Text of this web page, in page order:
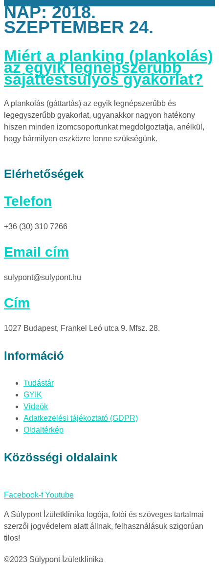
NAP:2018.
SZEPTEMBER 24.
Miért a planking (plankolás)
az egyik legnépszerűbb
sajáttestsúlyos gyakorlat?
A plankolás (gáttartás) az egyik legnépszerűbb és
legegyszerűbb gyakorlat, ugyanakkor nagyon hatékony
hiszen minden izomcsoportunkat megdolgoztatja, anélkül,
hogy bármilyen eszközre lenne szükségünk.
Elérhetőségek
Telefon
+36 (30) 310 7266
Email cím
sulypont@sulypont.hu
Cím
1027 Budapest, Frankel Leó utca 9. Mfsz. 28.
Információ
Tudástár
GYIK
Videók
Adatkezelési tájékoztató (GDPR)
Oldaltérkép
Közösségi oldalaink
Facebook-f Youtube
A Súlypont Ízületklinika logója, fotói és szöveges tartalmai
szerzői jogvédelem alatt állnak, felhasználásuk szigorúan
tilos!
©2023 Súlypont Ízületklinika